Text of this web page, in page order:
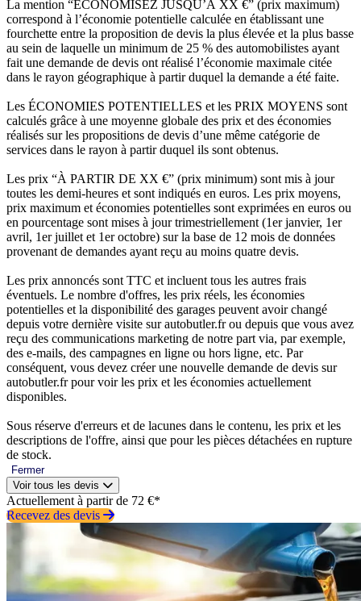
La mention “ÉCONOMISEZ JUSQU’À XX €” (prix maximum)
correspond à l’économie potentielle calculée en établissant une
fourchette entre la proposition de devis la plus élevée et la plus basse
au sein de laquelle un minimum de 25 % des automobilistes ayant
fait une demande de devis ont réalisé l’économie maximale citée
dans le rayon géographique à partir duquel la demande a été faite.
Les ÉCONOMIES POTENTIELLES et les PRIX MOYENS sont
calculés grâce à une moyenne globale des prix et des économies
réalisés sur les propositions de devis d’une même catégorie de
services dans le rayon à partir duquel ils sont obtenus.
Les prix “À PARTIR DE XX €” (prix minimum) sont mis à jour
toutes les demi-heures et sont indiqués en euros. Les prix moyens,
prix maximum et économies potentielles sont exprimées en euros ou
en pourcentage sont mises à jour trimestriellement (1er janvier, 1er
avril, 1er juillet et 1er octobre) sur la base de 12 mois de données
provenant de demandes ayant reçu au moins quatre devis.
Les prix annoncés sont TTC et incluent tous les autres frais
éventuels. Le nombre d'offres, les prix réels, les économies
potentielles et la disponibilité des garages peuvent avoir changé
depuis votre dernière visite sur autobutler.fr ou depuis que vous avez
reçu des communications marketing de notre part via, par exemple,
des e-mails, des campagnes en ligne ou hors ligne, etc. Par
conséquent, vous devez créer une nouvelle demande de devis sur
autobutler.fr pour voir les prix et les économies actuellement
disponibles.
Sous réserve d'erreurs et de lacunes dans le contenu, les prix et les
descriptions de l'offre, ainsi que pour les pièces détachées en rupture
de stock.
Fermer
Voir tous les devis
Actuellement à partir de 72 €*
Recevez des devis